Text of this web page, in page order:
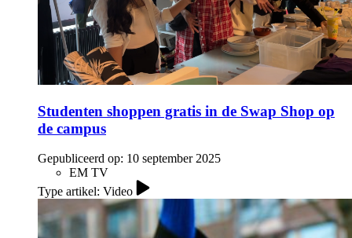
Studenten shoppen gratis in de Swap Shop op
de campus
Gepubliceerd op: 10 september 2025
EM TV
Type artikel: Video